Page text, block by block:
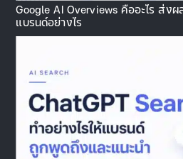
Google AI Overviews คืออะไร ส่ง
แบรนด์อย่างไร